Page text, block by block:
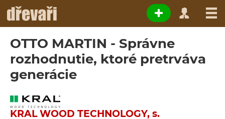
OTTO MARTIN - Správne
rozhodnutie, ktoré pretrváva
generácie
KRAL WOOD TECHNOLOGY, s.